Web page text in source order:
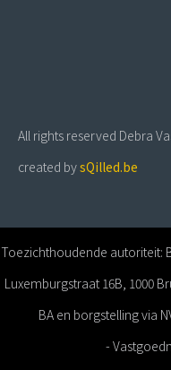
All rights reserved Debra
created bysQilled.be
Toezichthoudende autoriteit:
Luxemburgstraat 16B, 1000
BA en borgstelling via
-